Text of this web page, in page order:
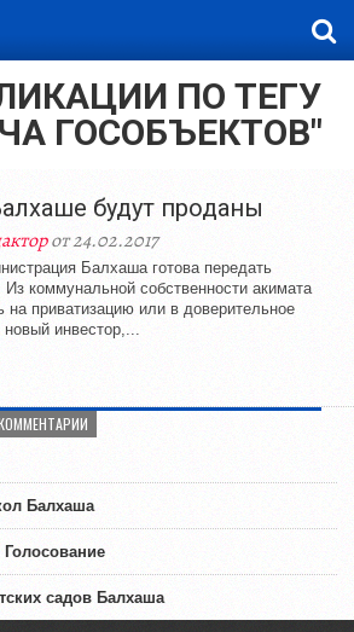
ПО ТЕГУ
ГОСОБЪЕКТОВ"
будут проданы
от 24.02.2017
Балхаша готова передать
коммунальной собственности акимата
на приватизацию или в доверительное
новый инвестор,...
Балхаша
садов Балхаша